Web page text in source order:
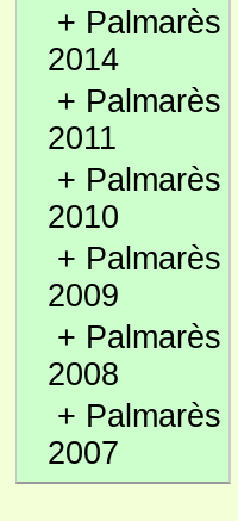
+ Palmarès
2014
+ Palmarès
2011
+ Palmarès
2010
+ Palmarès
2009
+ Palmarès
2008
+ Palmarès
2007